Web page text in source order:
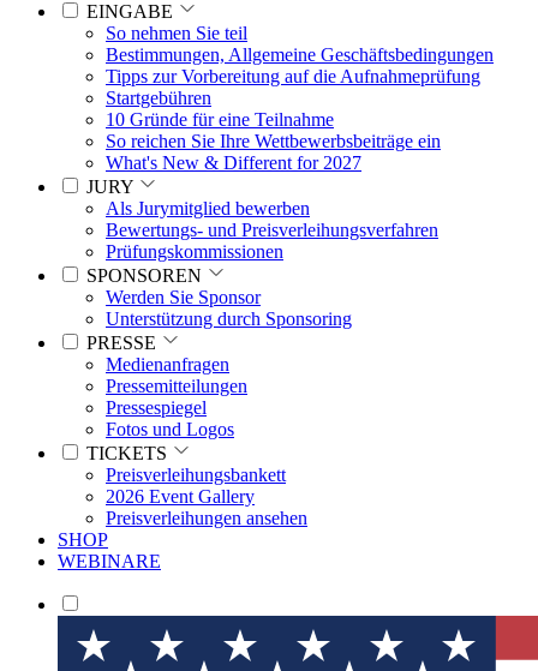
EINGABE
So nehmen Sie teil
Bestimmungen, Allgemeine Geschäftsbedingungen
Tipps zur Vorbereitung auf die Aufnahmeprüfung
Startgebühren
10 Gründe für eine Teilnahme
So reichen Sie Ihre Wettbewerbsbeiträge ein
What's New & Different for 2027
JURY
Als Jurymitglied bewerben
Bewertungs- und Preisverleihungsverfahren
Prüfungskommissionen
SPONSOREN
Werden Sie Sponsor
Unterstützung durch Sponsoring
PRESSE
Medienanfragen
Pressemitteilungen
Pressespiegel
Fotos und Logos
TICKETS
Preisverleihungsbankett
2026 Event Gallery
Preisverleihungen ansehen
SHOP
WEBINARE